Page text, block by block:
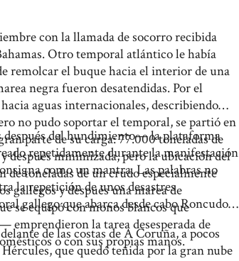
con la llamada de socorro recibida
Otro temporal atlántico le había
remolcar el buque hacia el interior de una
negra fueron desatendidas. Por el
aguas internacionales, describiendo
no pudo soportar el temporal, se partió en
parte de su carga: 77.000 toneladas de
después minimizada, pero la ubicación del
toneladas de un crudo especialmente
gallegos y después una marea de
se equipó con monos blancos que
emprendieron la tarea desesperada de
o con sus propias manos.
del hundimiento— la plataforma
repetidamente durante la manifestación
como un mantra. Las palabras no
la repetición de unos desastres
gallego que abarca desde cabo Roncudo
de las costas de A Coruña, a pocos
que quedó teñida por la gran nube